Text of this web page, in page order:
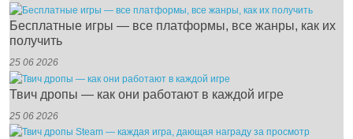
Бесплатные игры — все платформы, все жанры, как их
получить
25 06 2026
Твич дропы — как они работают в каждой игре
25 06 2026